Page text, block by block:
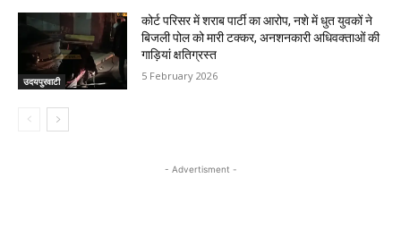
उदयपुरवाटी
कोर्ट परिसर में शराब पार्टी का आरोप, नशे में धुत युवकों ने
बिजली पोल को मारी टक्कर, अनशनकारी अधिवक्ताओं की
गाड़ियां क्षतिग्रस्त
5 February 2026
- Advertisment -